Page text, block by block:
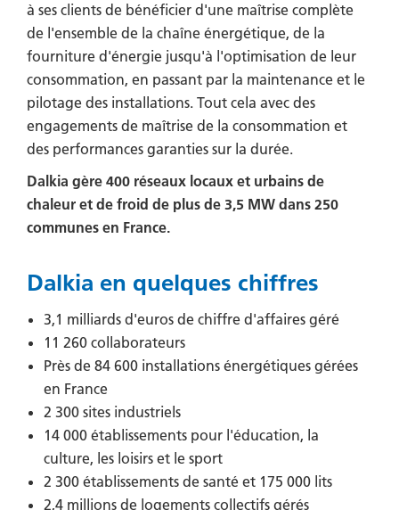
à ses clients de bénéficier d'une maîtrise complète
de l'ensemble de la chaîne énergétique, de la
fourniture d'énergie jusqu'à l'optimisation de leur
consommation, en passant par la maintenance et le
pilotage des installations. Tout cela avec des
engagements de maîtrise de la consommation et
des performances garanties sur la durée.
Dalkia gère 400 réseaux locaux et urbains de
chaleur et de froid de plus de 3,5 MW dans 250
communes en France.
Dalkia en quelques chiffres
3,1 milliards d'euros de chiffre d'affaires géré
11 260 collaborateurs
Près de 84 600 installations énergétiques gérées
en France
2 300 sites industriels
14 000 établissements pour l'éducation, la
culture, les loisirs et le sport
2 300 établissements de santé et 175 000 lits
2,4 millions de logements collectifs gérés